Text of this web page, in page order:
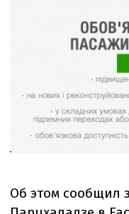
Об этом сообщил